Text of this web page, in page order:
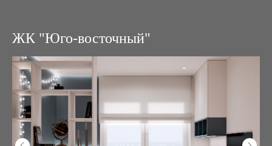
ЖК "Юго-восточный"